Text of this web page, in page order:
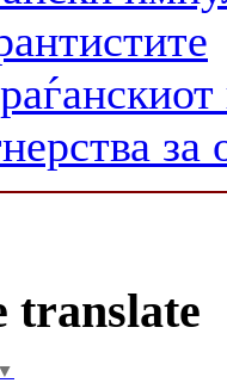
за
translate
▼